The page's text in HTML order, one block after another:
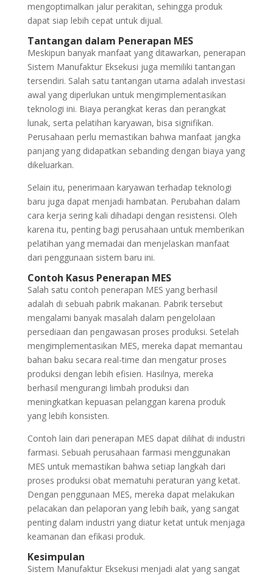
mengoptimalkan jalur perakitan, sehingga produk
dapat siap lebih cepat untuk dijual.
Tantangan dalam Penerapan MES
Meskipun banyak manfaat yang ditawarkan, penerapan
Sistem Manufaktur Eksekusi juga memiliki tantangan
tersendiri. Salah satu tantangan utama adalah investasi
awal yang diperlukan untuk mengimplementasikan
teknologi ini. Biaya perangkat keras dan perangkat
lunak, serta pelatihan karyawan, bisa signifikan.
Perusahaan perlu memastikan bahwa manfaat jangka
panjang yang didapatkan sebanding dengan biaya yang
dikeluarkan.
Selain itu, penerimaan karyawan terhadap teknologi
baru juga dapat menjadi hambatan. Perubahan dalam
cara kerja sering kali dihadapi dengan resistensi. Oleh
karena itu, penting bagi perusahaan untuk memberikan
pelatihan yang memadai dan menjelaskan manfaat
dari penggunaan sistem baru ini.
Contoh Kasus Penerapan MES
Salah satu contoh penerapan MES yang berhasil
adalah di sebuah pabrik makanan. Pabrik tersebut
mengalami banyak masalah dalam pengelolaan
persediaan dan pengawasan proses produksi. Setelah
mengimplementasikan MES, mereka dapat memantau
bahan baku secara real-time dan mengatur proses
produksi dengan lebih efisien. Hasilnya, mereka
berhasil mengurangi limbah produksi dan
meningkatkan kepuasan pelanggan karena produk
yang lebih konsisten.
Contoh lain dari penerapan MES dapat dilihat di industri
farmasi. Sebuah perusahaan farmasi menggunakan
MES untuk memastikan bahwa setiap langkah dari
proses produksi obat mematuhi peraturan yang ketat.
Dengan penggunaan MES, mereka dapat melakukan
pelacakan dan pelaporan yang lebih baik, yang sangat
penting dalam industri yang diatur ketat untuk menjaga
keamanan dan efikasi produk.
Kesimpulan
Sistem Manufaktur Eksekusi menjadi alat yang sangat